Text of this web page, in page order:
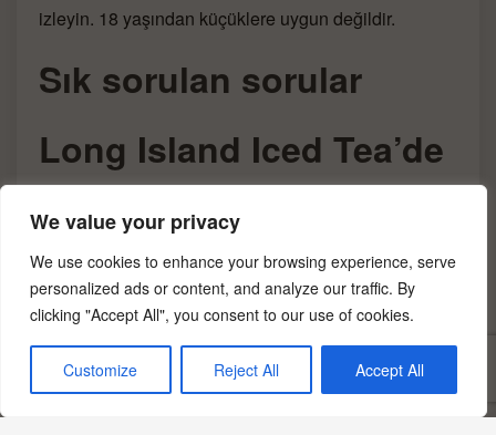
We value your privacy
We use cookies to enhance your browsing experience, serve
personalized ads or content, and analyze our traffic. By
clicking "Accept All", you consent to our use of cookies.
Customize Reject All Accept All
izleyin. 18 yaşından küçüklere uygun değildir.
Sık sorulan sorular
Long Island Iced Tea’de
gerçekten beş içki var
mı?
Klasik reçetede votka, tekila, beyaz rom, cin ve
portakal likörü olmak üzere beş alkollü bileşen
bulunur.